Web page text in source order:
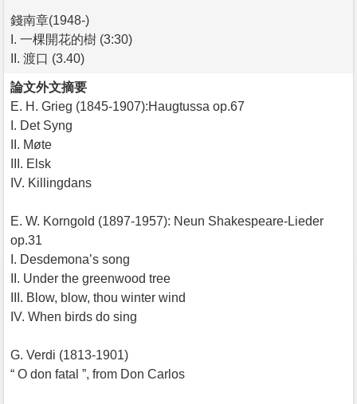
錢南章(1948-)
I. 一棵開花的樹 (3:30)
II. 渡口 (3.40)
論文外文摘要
E. H. Grieg (1845-1907):Haugtussa op.67
I. Det Syng
II. Møte
III. Elsk
IV. Killingdans
E. W. Korngold (1897-1957): Neun Shakespeare-Lieder
op.31
I. Desdemona’s song
II. Under the greenwood tree
III. Blow, blow, thou winter wind
IV. When birds do sing
G. Verdi (1813-1901)
“ O don fatal ”, from Don Carlos